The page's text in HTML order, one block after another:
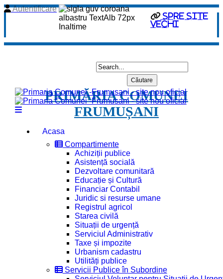
spre site
vechi
Autentificare
PRIMĂRIA COMUNEI
FRUMUȘANI
Acasa
Compartimente
Achiziții publice
Asistență socială
Dezvoltare comunitară
Educație și Cultură
Financiar Contabil
Juridic si resurse umane
Registrul agricol
Starea civilă
Situații de urgență
Serviciul Administrativ
Taxe și impozite
Urbanism cadastru
Utilități publice
Servicii Publice în Subordine